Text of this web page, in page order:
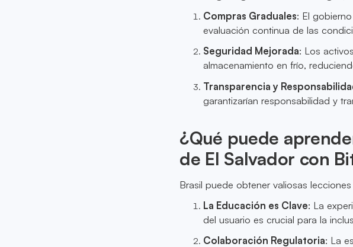
Compras Graduales: El
evaluación continua de las
Seguridad Mejorada: Los
almacenamiento en frío,
Transparencia y
garantizarían responsabilidad y
¿Qué puede
de El Salvador con
Brasil puede obtener valiosas
La Educación es Clave: La
del usuario es crucial para la
Colaboración Regulatoria: La